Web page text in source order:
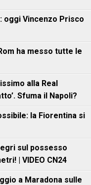
oggi Vincenzo Prisco
ha messo tutte le
alla Real
Sfuma il Napoli?
la Fiorentina si
sul possesso
| VIDEO CN24
a Maradona sulle